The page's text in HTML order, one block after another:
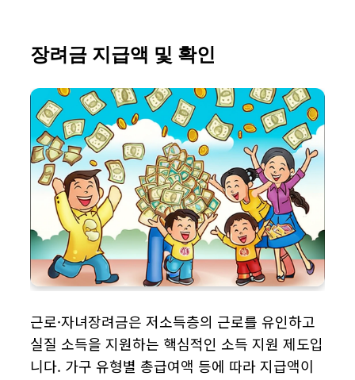
장려금 지급액 및 확인
근로·자녀장려금은 저소득층의 근로를 유인하고
실질 소득을 지원하는 핵심적인 소득 지원 제도입
니다. 가구 유형별 총급여액 등에 따라 지급액이